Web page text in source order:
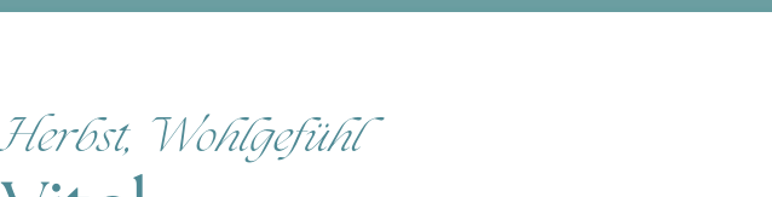
Herbst, Wohlgefühl